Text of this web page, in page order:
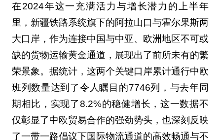
在2024年这一充满活力与增长潜力的上半年
里，新疆铁路系统旗下的阿拉山口与霍尔果斯两
大口岸，作为连接中国与中亚、欧洲地区不可或
缺的货物运输黄金通道，展现出了前所未有的繁
荣景象。据统计，这两个关键口岸累计通行中欧
班列数量达到了令人瞩目的7746列，与去年同
期相比，实现了8.2%的稳健增长，这一数据不
仅彰显了中欧贸易合作的强劲势头，也深刻反映
了一带一路倡议下国际物流通道的高效畅通与不